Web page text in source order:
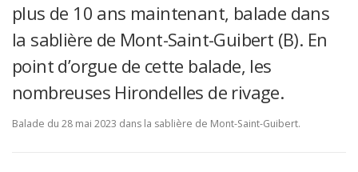
plus de 10 ans maintenant, balade dans
la sablière de Mont-Saint-Guibert (B). En
point d’orgue de cette balade, les
nombreuses Hirondelles de rivage.
Balade du 28 mai 2023 dans la sablière de Mont-Saint-Guibert.